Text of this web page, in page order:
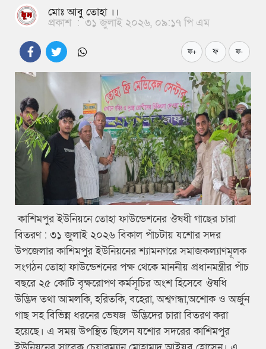
মোঃ আবু তোহা ।।
প্রকাশ : ৩১ জুলাই ২০২৬, ০৯:১৭ পি এম
ফ+ ফ ফ-
কাশিমপুর ইউনিয়নে তোহা ফাউন্ডেশনের ঔষধী গাছের চারা
বিতরণ : ৩১ জুলাই ২০২৬ বিকাল পাঁচটায় যশোর সদর
উপজেলার কাশিমপুর ইউনিয়নের শ্যামনগরে সমাজকল্যাণমূলক
সংগঠন তোহা ফাউন্ডেশনের পক্ষ থেকে মাননীয় প্রধানমন্ত্রীর পাঁচ
বছরে ২৫ কোটি বৃক্ষরোপণ কর্মসূচির অংশ হিসেবে ঔষধি
উদ্ভিদ তথা আমলকি, হরিতকি, বহেরা, অশ্বগন্ধা,অশোক ও অর্জুন
গাছ সহ বিভিন্ন ধরনের ভেষজ উদ্ভিদের চারা বিতরণ করা
হয়েছে। এ সময় উপস্থিত ছিলেন যশোর সদরের কাশিমপুর